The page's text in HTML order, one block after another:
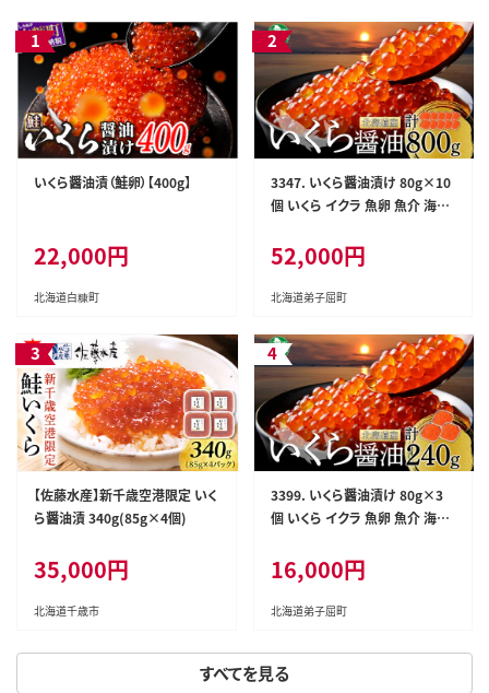
すべてを見る
いくら醤油漬（鮭卵）【400g】
22,000円
北海道白糠町
3347. いくら醤油漬け 80g×10
個 いくら イクラ 魚卵 魚介 海鮮
in2025
52,000円
北海道弟子屈町
【佐藤水産】新千歳空港限定 いく
ら醤油漬 340g(85g×4個)
35,000円
北海道千歳市
3399. いくら醤油漬け 80g×3
個 いくら イクラ 魚卵 魚介 海鮮
16,000円
北海道弟子屈町